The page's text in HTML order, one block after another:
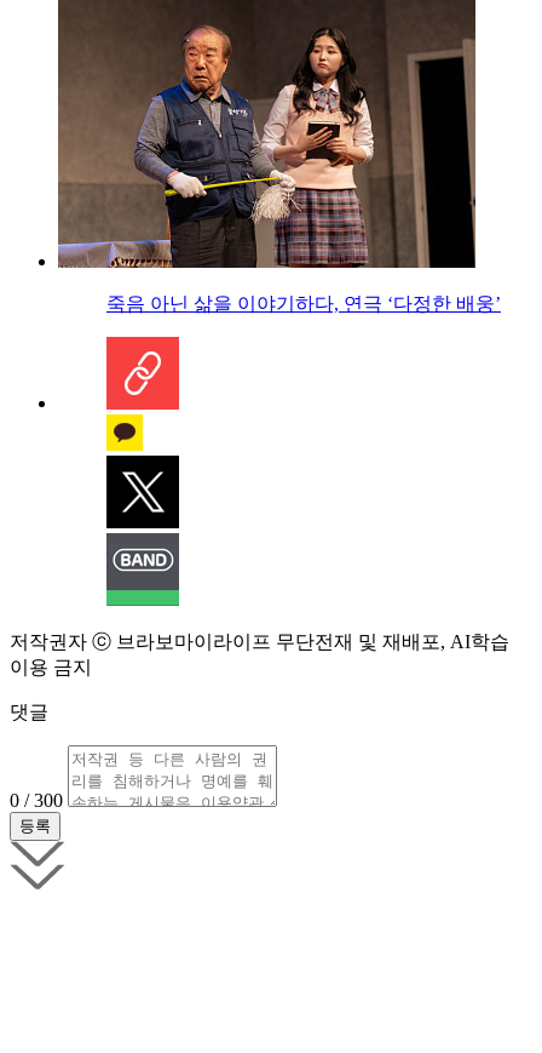
죽음 아닌 삶을 이야기하다, 연극 ‘다정한 배웅’
저작권자 ⓒ 브라보마이라이프 무단전재 및 재배포, AI학습
이용 금지
댓글
0 / 300